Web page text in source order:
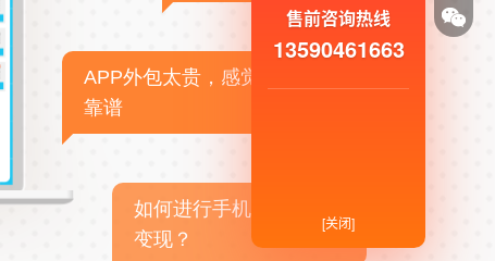
APP外包太贵，感觉不
靠谱
如何进行手机APP商业
变现？
售前咨询热线
13590461663
[关闭]